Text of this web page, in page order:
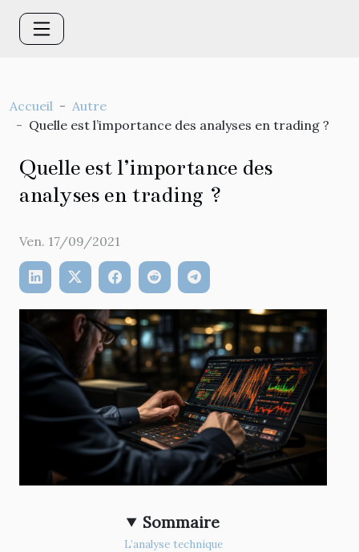
Accueil
Autre
Quelle est l’importance des analyses en trading ?
Quelle est l’importance des
analyses en trading ?
Ven. 17/09/2021
Sommaire
L’analyse technique